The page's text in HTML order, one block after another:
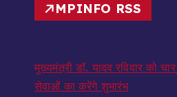
MPINFO RSS
मुख्यमंत्री डॉ. यादव रविवार को
सेवाओं का करेंगे शुभारंभ